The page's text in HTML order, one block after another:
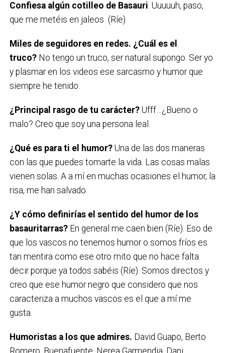
Confiesa algún cotilleo de Basauri. Uuuuuh, paso,
que me metéis en jaleos (Ríe)
Miles de seguidores en redes. ¿Cuál es el
truco? No tengo un truco, ser natural supongo. Ser yo
y plasmar en los videos ese sarcasmo y humor que
siempre he tenido.
¿Principal rasgo de tu carácter?Ufff…¿Bueno o
malo? Creo que soy una persona leal.
¿Qué es para ti el humor?Una de las dos maneras
con las que puedes tomarte la vida. Las cosas malas
vienen solas. A a mí en muchas ocasiones el humor, la
risa, me han salvado.
¿Y cómo definirías el sentido del humor de los
basauritarras?En general me caen bien (Ríe). Eso de
que los vascos no tenemos humor o somos fríos es
tan mentira como ese otro mito que no hace falta
decir porque ya todos sabéis (Ríe). Somos directos y
creo que ese humor negro que considero que nos
caracteriza a muchos vascos es el que a mí me
gusta.
H umoristasalos que admires. David Guapo, Berto